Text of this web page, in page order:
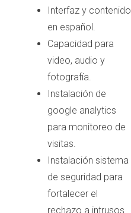
Interfaz y contenido
en español.
Capacidad para
video, audio y
fotografía.
Instalación de
google analytics
para monitoreo de
visitas.
Instalación sistema
de seguridad para
fortalecer el
rechazo a intrusos.